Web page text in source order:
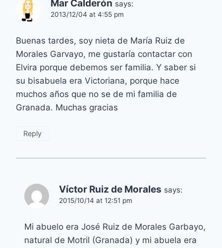
Mar Calderón says:
2013/12/04 at 4:55 pm
Buenas tardes, soy nieta de María Ruiz de
Morales Garvayo, me gustaría contactar con
Elvira porque debemos ser familia. Y saber si
su bisabuela era Victoriana, porque hace
muchos años que no se de mi familia de
Granada. Muchas gracias
Reply
Víctor Ruiz de Morales says:
2015/10/14 at 12:51 pm
Mi abuelo era José Ruiz de Morales Garbayo,
natural de Motril (Granada) y mi abuela era